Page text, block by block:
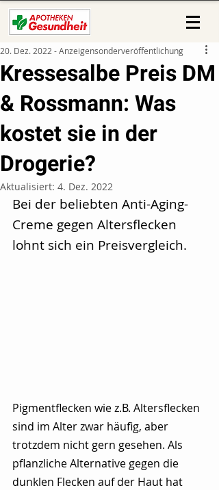
Kressesalbe Preis DM
& Rossmann: Was
kostet sie in der
Drogerie?
20. Dez. 2022 - Anzeigensonderveröffentlichung
Aktualisiert: 4. Dez. 2022
Bei der beliebten Anti-Aging-
Creme gegen Altersflecken
lohnt sich ein Preisvergleich.
Pigmentflecken wie z.B. Altersflecken
sind im Alter zwar häufig, aber
trotzdem nicht gern gesehen. Als
pflanzliche Alternative gegen die
dunklen Flecken auf der Haut hat